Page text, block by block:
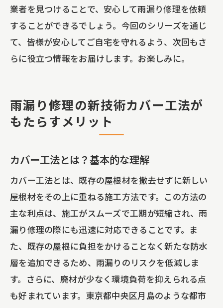
業者を見つけることで、安心して雨漏り修理を依頼
することができるでしょう。今回のシリーズを通じ
て、皆様が安心してご自宅を守れるよう、次回もさ
らに役立つ情報をお届けします。お楽しみに。
雨漏り修理の新技術カバー工法が
もたらすメリット
カバー工法とは？基本的な理解
カバー工法とは、既存の屋根材を撤去せずに新しい
屋根材をその上に重ねる施工方法です。この方法の
主な利点は、施工がスムーズで工期が短縮され、雨
漏り修理の際にも迅速に対応できることです。ま
た、既存の屋根に負担をかけることなく新たな防水
層を追加できるため、雨漏りのリスクを低減しま
す。さらに、廃材が少なく環境負荷を抑えられる点
も好まれています。東京都中央区月島のような都市